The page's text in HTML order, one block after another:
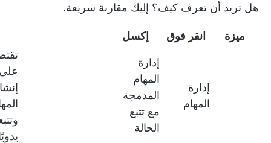
هل تريد أن تعرف كيف؟ إليك مقارنة سريعة.
ميزة انقر فوق إكسل
إدارة
المهام
إدارة
المهام
المدمجة
مع تتبع
الحالة